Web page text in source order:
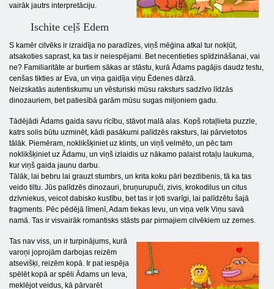
vairāk jautrs interpretāciju.
Ischite ceļš Edem
S kamēr cilvēks ir izraidīja no paradīzes, viņš mēģina atkal tur nokļūt,
atsakoties saprast, ka tas ir neiespējami. Bet necentieties spīdzināšanai, vai
ne? Familiaritāte ar burtiem sākas ar stāstu, kurā Ādams pagājis daudz testu,
cenšas tikties ar Eva, un viņa gaidīja viņu Ēdenes dārzā.
Neizskatās autentiskumu un vēsturiski mūsu raksturs sadzīvo līdzās
dinozauriem, bet patiesībā garām mūsu sugas miljoniem gadu.
Tādējādi Ādams gaida savu rīcību, stāvot malā alas. Kopš rotaļlieta puzzle,
katrs solis būtu uzminēt, kādi pasākumi palīdzēs raksturs, lai pārvietotos
tālāk. Piemēram, noklikšķiniet uz klints, un viņš velmēto, un pēc tam
noklikšķiniet uz Ādamu, un viņš izlaidis uz nākamo palaist rotaļu laukuma,
kur viņš gaida jaunu darbu.
Tālāk, lai bebru lai grauzt stumbrs, un krita koku pāri bezdibenis, tā ka tas
veido tiltu. Jūs palīdzēs dinozauri, bruņurupuči, zivis, krokodilus un citus
dzīvniekus, veicot dabisko kustību, bet tas ir ļoti svarīgi, lai palīdzētu šajā
fragments. Pēc pēdējā līmenī, Adam tiekas Ievu, un viņa velk Viņu savā
namā. Tas ir visvairāk romantisks stāsts par pirmajiem cilvēkiem uz zemes.
Tas nav viss, un ir turpinājums, kurā
varoņi joprojām darbojas reizēm
atsevišķi, reizēm kopā. Ir pat iespēja
spēlēt kopā ar spēli Ādams un Ieva,
meklējot veidus, kā pārvarēt